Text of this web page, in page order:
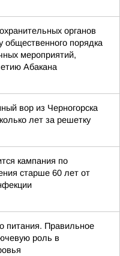
органов
общественного порядка
мероприятий,
Абакана
вор из Черногорска
лет за решетку
кампания по
старше 60 лет от
питания. Правильное
роль в